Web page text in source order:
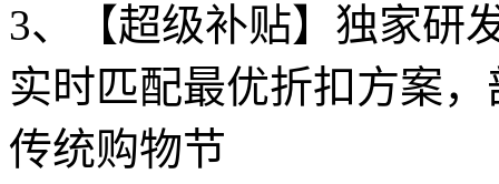
3、【超级补贴】独家研
实时匹配最优折扣方案
传统购物节